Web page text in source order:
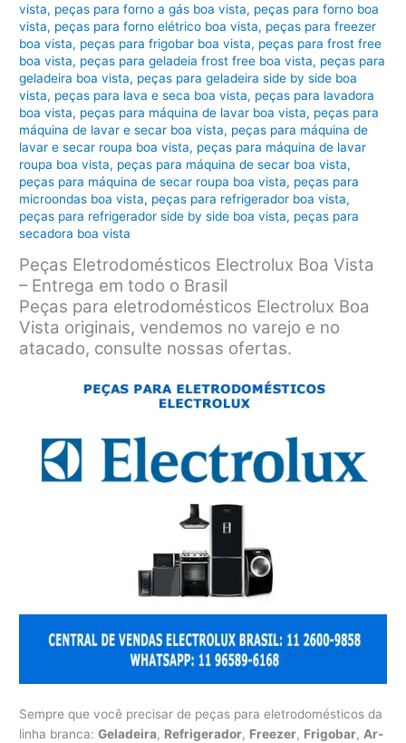
vista, peças para forno a gás boa vista, peças para forno boa
vista, peças para forno elétrico boa vista, peças para freezer
boa vista, peças para frigobar boa vista, peças para frost free
boa vista, peças para geladeia frost free boa vista, peças para
geladeira boa vista, peças para geladeira side by side boa
vista, peças para lava e seca boa vista, peças para lavadora
boa vista, peças para máquina de lavar boa vista, peças para
máquina de lavar e secar boa vista, peças para máquina de
lavar e secar roupa boa vista, peças para máquina de lavar
roupa boa vista, peças para máquina de secar boa vista,
peças para máquina de secar roupa boa vista, peças para
microondas boa vista, peças para refrigerador boa vista,
peças para refrigerador side by side boa vista, peças para
secadora boa vista
Peças Eletrodomésticos Electrolux Boa Vista
– Entrega em todo o Brasil
Peças para eletrodomésticos Electrolux Boa
Vista originais, vendemos no varejo e no
atacado, consulte nossas ofertas.
Sempre que você precisar de peças para eletrodomésticos da
linha branca:Geladeira, Refrigerador, Freezer, Frigobar,Ar-